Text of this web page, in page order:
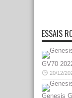
ESSAIS
GV70
20/12/
Genesis